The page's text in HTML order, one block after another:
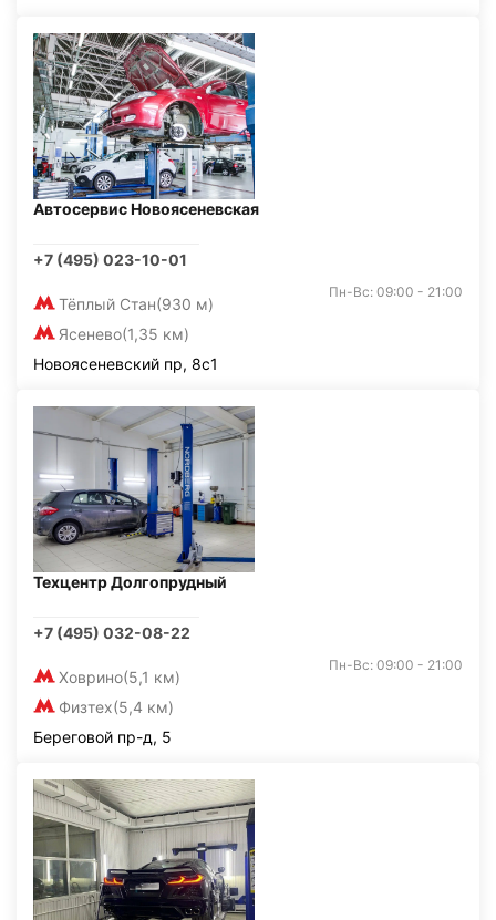
Автосервис Новоясеневская
+7 (495) 023-10-01
Тёплый Стан(930 м)
Ясенево(1,35 км)
Пн-Вс: 09:00 - 21:00
Новоясеневский пр, 8с1
Техцентр Долгопрудный
+7 (495) 032-08-22
Ховрино(5,1 км)
Физтех(5,4 км)
Пн-Вс: 09:00 - 21:00
Береговой пр-д, 5